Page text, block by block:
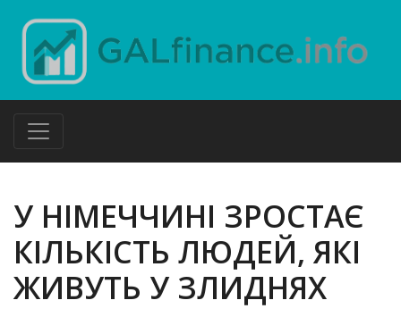
У НІМЕЧЧИНІ ЗРОСТАЄ
КІЛЬКІСТЬ ЛЮДЕЙ, ЯКІ
ЖИВУТЬ У ЗЛИДНЯХ